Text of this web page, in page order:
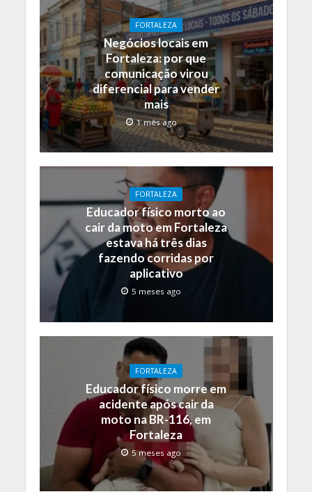
FORTALEZA
Negócios locais em
Fortaleza: por que
comunicação virou
diferencial para vender
mais
1 mês ago
FORTALEZA
Educador físico morto ao
cair da moto em Fortaleza
estava há três dias
fazendo corridas por
aplicativo
5 meses ago
FORTALEZA
Educador físico morre em
acidente após cair da
moto na BR-116, em
Fortaleza
5 meses ago